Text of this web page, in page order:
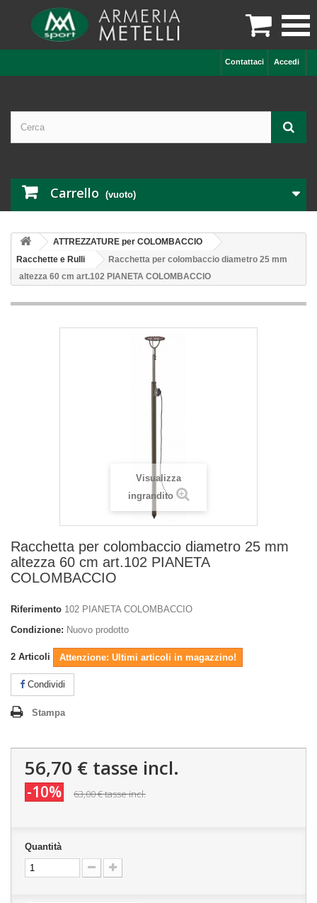

Accedi
Contattaci
Carrello (vuoto)
ATTREZZATURE per COLOMBACCIO
Racchette e Rulli
Racchetta per colombaccio diametro 25 mm
altezza 60 cm art.102 PIANETA COLOMBACCIO
Visualizza
ingrandito
Racchetta per colombaccio diametro 25 mm
altezza 60 cm art.102 PIANETA
COLOMBACCIO
Riferimento 102 PIANETA COLOMBACCIO
Condizione: Nuovo prodotto
2 Articoli Attenzione: Ultimi articoli in magazzino!
Condividi
Stampa
56,70 € tasse incl.
-10% 63,00 €tasse incl.
Quantità